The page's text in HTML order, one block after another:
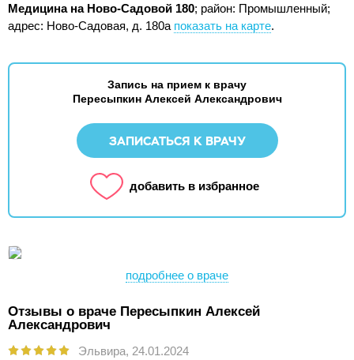
Медицина на Ново-Садовой 180; район: Промышленный;
адрес: Ново-Садовая, д. 180а показать на карте.
Запись на прием к врачу
Пересыпкин Алексей Александрович
ЗАПИСАТЬСЯ К ВРАЧУ
добавить в избранное
подробнее о враче
Отзывы о враче Пересыпкин Алексей
Александрович
Эльвира, 24.01.2024